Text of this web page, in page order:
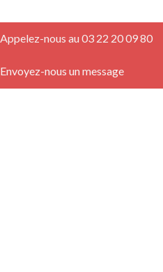
Appelez-nous au 03 22 20 09 80
Envoyez-nous un message